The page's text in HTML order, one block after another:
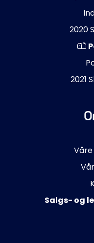
2020
2021
Salgs- og